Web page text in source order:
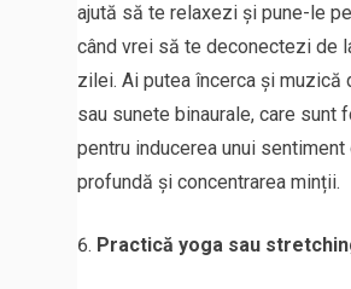
ajută să te relaxezi și pune-le
când vrei să te deconectezi de
zilei. Ai putea încerca și muzică
sau sunete binaurale, care sunt
pentru inducerea unui sentiment
profundă și concentrarea minții.
Practică yoga sau